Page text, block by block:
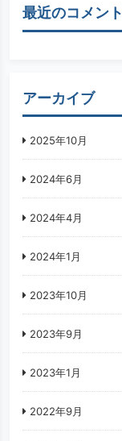
最近のコメント
アーカイブ
2025年10月
2024年6月
2024年4月
2024年1月
2023年10月
2023年9月
2023年1月
2022年9月